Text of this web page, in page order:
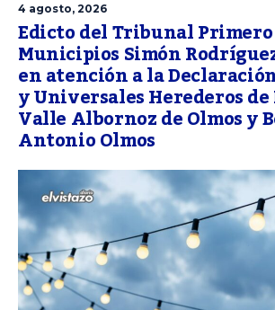
4 agosto, 2026
Edicto del Tribunal Primero
Municipios Simón
en atención a la
y Universales Herederos
Valle Albornoz de Olmos y
Antonio Olmos